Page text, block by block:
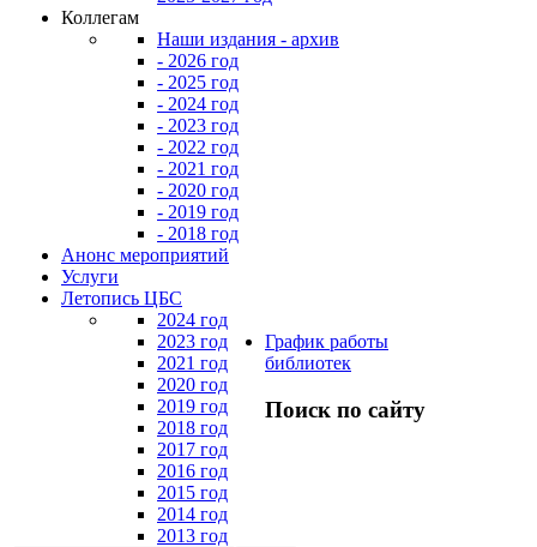
Коллегам
Наши издания - архив
- 2026 год
- 2025 год
- 2024 год
- 2023 год
- 2022 год
- 2021 год
- 2020 год
- 2019 год
- 2018 год
Анонс мероприятий
Услуги
Летопись ЦБС
2024 год
2023 год
2021 год
2020 год
2019 год
2018 год
2017 год
2016 год
2015 год
2014 год
2013 год
График работы
библиотек
Поиск по сайту